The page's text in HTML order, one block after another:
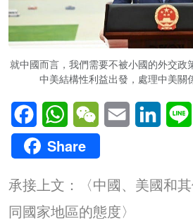
就中國而言，我們需要不被小國的外交政
中美結構性利益出發，處理中美關
FacebookWhatsAppWeChatEmail
Share
承接上文：
〈中國、美國和
同國家地區的態度〉